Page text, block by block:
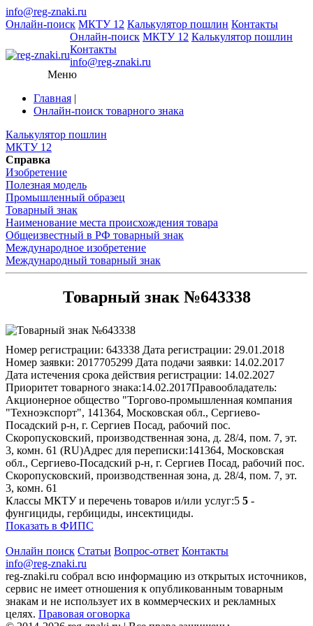
info@reg-znaki.ru
Онлайн-поиск МКТУ 12 Калькулятор пошлин Контакты
Онлайн-поиск МКТУ 12 Калькулятор пошлин
Контакты
info@reg-znaki.ru
Меню
Главная |
Онлайн-поиск товарного знака
Калькулятор пошлин
МКТУ 12
Справка
Изобретение
Полезная модель
Промышленный образец
Товарный знак
Наименование места происхождения товара
Общеизвестный в РФ товарный знак
Международное изобретение
Международный товарный знак
Товарный знак №643338
Номер регистрации: 643338 Дата регистрации: 29.01.2018
Номер заявки: 2017705299 Дата подачи заявки: 14.02.2017
Дата истечения срока действия регистрации: 14.02.2027
Приоритет товарного знака:14.02.2017Правообладатель:
Акционерное общество "Торгово-промышленная компания
"Техноэкспорт", 141364, Московская обл., Сергиево-
Посадский р-н, г. Сергиев Посад, рабочий пос.
Скоропусковский, производственная зона, д. 28/4, пом. 7, эт.
3, комн. 61 (RU)Адрес для переписки:141364, Московская
обл., Сергиево-Посадский р-н, г. Сергиев Посад, рабочий пос.
Скоропусковский, производственная зона, д. 28/4, пом. 7, эт.
3, комн. 61
Классы МКТУ и перечень товаров и/или услуг:5 5 -
фунгициды, гербициды, инсектициды.
Показать в ФИПС
Онлайн поиск Статьи Вопрос-ответ Контакты
info@reg-znaki.ru
reg-znaki.ru собрал всю информацию из открытых источников,
сервис не имеет отношения к опубликованным товарным
знакам и не использует их в коммерческих и рекламных
целях. Правовая оговорка